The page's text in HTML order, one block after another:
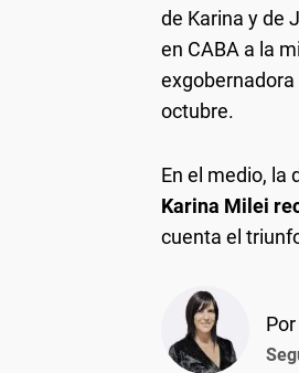
de Karina y de
en CABA a la
octubre.
En el medio, la
Karina Milei
cuenta el
Por